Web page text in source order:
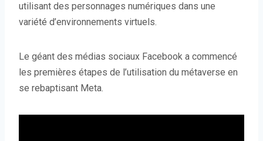
utilisant des personnages numériques dans une
variété d’environnements virtuels.
Le géant des médias sociaux Facebook a commencé
les premières étapes de l’utilisation du métaverse en
se rebaptisant Meta.